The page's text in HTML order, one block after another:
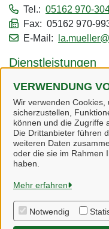
VERWENDUNG
Wir verwenden
sicherzustellen,
können und die Zugriffe
Die Drittanbieter führen
weiteren Daten
oder die sie im Rahmen
haben.
Mehr erfahren
Notwendig
Tel.: 05162 970-
Fax: 05162 970-
E-Mail:
Dienstleistungen
Alle zugeordneten
Heidekreis
Alle Rechte